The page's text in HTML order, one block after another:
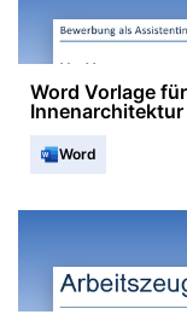
Word Vorlage
Innenarchitektur
Word